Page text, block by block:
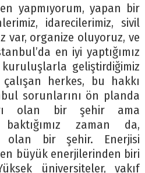
yapmıyorum, yapan bir
idarecilerimiz, sivil
var, organize oluyoruz, ve
en iyi yaptığımız
geliştirdiğimiz
herkes, bu hakkı
sorunlarını ön planda
olan bir şehir ama
zaman da,
olan bir şehir. Enerjisi
büyük enerjilerinden biri
üniversiteler, vakıf